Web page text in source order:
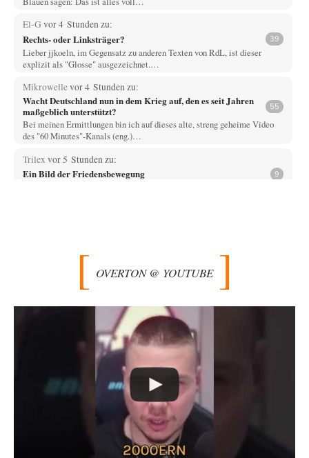
El-Gvor 4 Stunden zu:
Rechts- oder Linksträger? 39
Lieber jjkoeln, im Gegensatz zu anderen Texten von RdL, ist dieser
explizit als "Glosse" ausgezeichnet.…
Mikrowellevor 4 Stunden zu:
Wacht Deutschland nun in dem Krieg auf, den es seit Jahren
maßgeblich unterstützt?
55
Bei meinen Ermittlungen bin ich auf dieses alte, streng geheime Video
des "60 Minutes"-Kanals (eng.)…
Trilex vor 5 Stunden zu:
Ein Bild der Friedensbewegung 9
vor 8 Stunden zu:
Geheimhaltung
35
Der Deep-State braucht Feinde wie ein Fisch das Wasser. Und nichts
erschafft bessere Feinde als…
Ferdinand Wohlgewiehert
vor 8 Stunden zu:
Wie arm sind wir, Herr Schneider?
"Art. 20,1 GG: „Die Bundesrepublik Deutschland ist ein demokratischer
und sozialer Bundesstaat.“ Art. 14,2 GG:…
Die Westbank in New York
Noch so einer, der viel schwatzt, wenn der Tag lang ist. Etwa die Frage
OVERTON @ YOUTUBE